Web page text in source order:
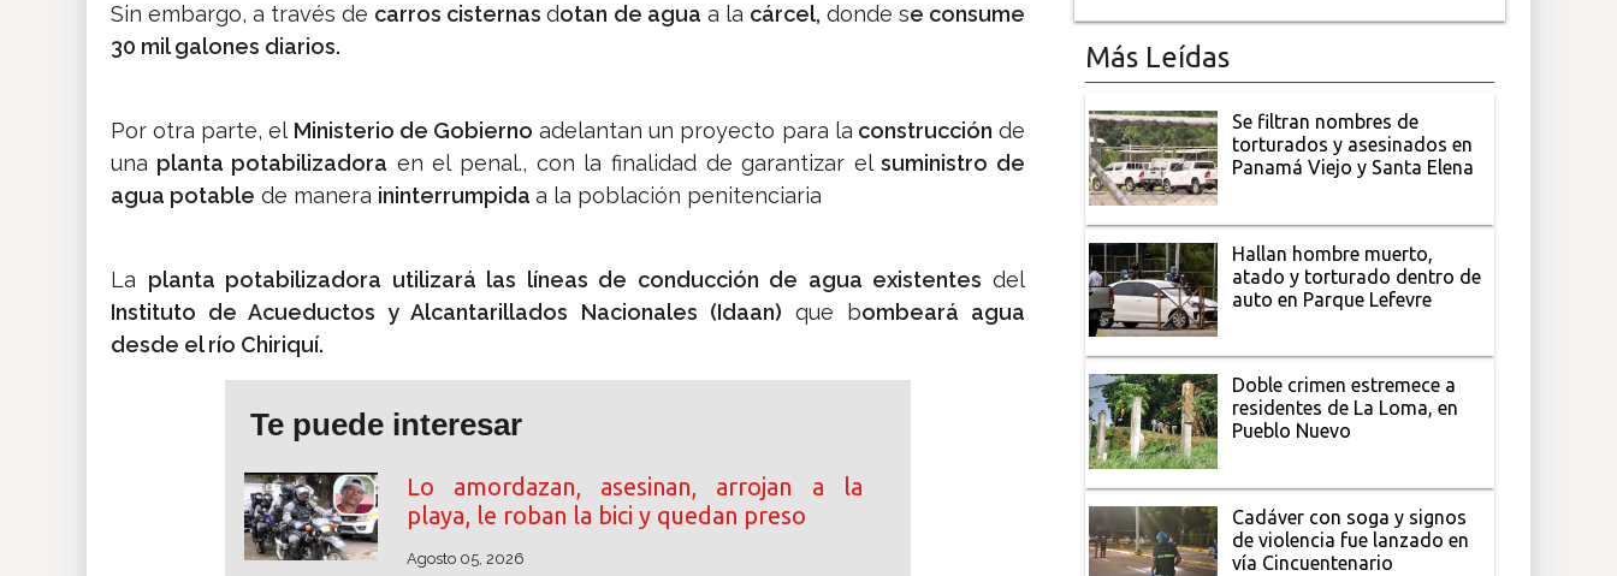
Sin embargo, a través de carros cisternasdotan de agua a la cárcel, donde se consume
30 mil galones diarios.
Por otra parte, el Ministerio de Gobierno adelantan un proyecto para la construcción de
una planta potabilizadora en el penal., con la finalidad de garantizar elsuministro de
agua potable de manera ininterrumpida a la población penitenciaria
La planta potabilizadora utilizará las líneas de conducción de agua existentesdel
Instituto de Acueductos y Alcantarillados Nacionales (Idaan) que bombeará agua
desde el río Chiriquí.
Te puede interesar
Lo amordazan, asesinan, arrojan a la
playa, le roban la bici y quedan preso
Agosto 05, 2026
Más Leídas
Se filtran nombres de
torturados y asesinados en
Panamá Viejo y Santa Elena
Hallan hombre muerto,
atado y torturado dentro de
auto en Parque Lefevre
Doble crimen estremece a
residentes de La Loma, en
Pueblo Nuevo
Cadáver con soga y signos
de violencia fue lanzado en
vía Cincuentenario